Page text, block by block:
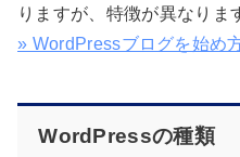
りますが、特徴が異なりま
» WordPressブログを始め
WordPressの種類